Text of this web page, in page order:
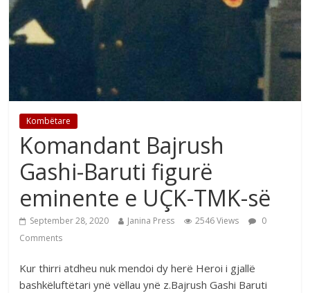
Kombëtare
Komandant Bajrush
Gashi-Baruti figurë
eminente e UÇK-TMK-së
September 28, 2020 Janina Press 2546 Views
0
Comments
Kur thirri atdheu nuk mendoi dy herë Heroi i gjallë
bashkëluftëtari ynë vëllau ynë z.Bajrush Gashi Baruti